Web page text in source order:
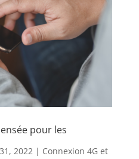
pour les
2022| Connexion 4G et